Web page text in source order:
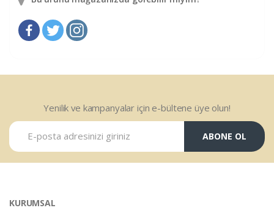
Yenilik ve kampanyalar için e-bültene üye olun!
ABONE OL
KURUMSAL